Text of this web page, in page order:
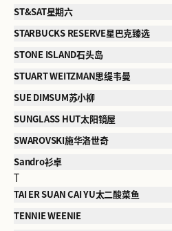
ST&SAT星期六
STARBUCKS RESERVE星巴克臻选
STONE ISLAND石头岛
STUART WEITZMAN思缇韦曼
SUE DIMSUM苏小柳
SUNGLASS HUT太阳镜屋
SWAROVSKI施华洛世奇
Sandro衫卓
T
TAI ER SUAN CAI YU太二酸菜鱼
TENNIE WEENIE